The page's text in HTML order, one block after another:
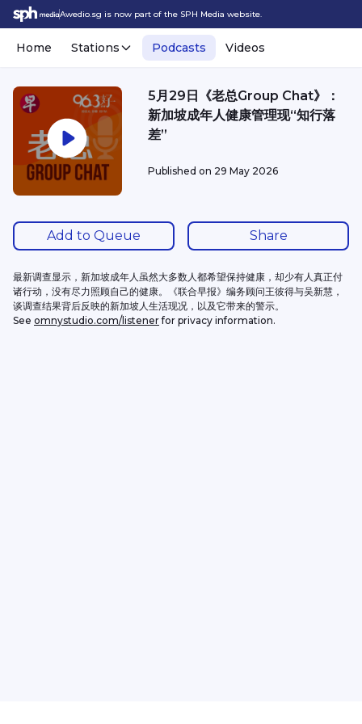
Awedio.sg is now part of the SPH Media website.
Home Stations Podcasts Videos
5月29日《老总Group Chat》：
新加坡成年人健康管理现“知行落
差”
Published on 29 May 2026
Add to Queue Share
最新调查显示，新加坡成年人虽然大多数人都希望保持健康，却少有人真正付
诸行动，没有尽力照顾自己的健康。《联合早报》编务顾问王彼得与吴新慧，
谈调查结果背后反映的新加坡人生活现况，以及它带来的警示。
See omnystudio.com/listener for privacy information.